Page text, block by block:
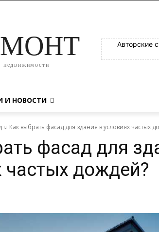
недвижимости
Авторские
И НОВОСТИ
Как выбрать фасад для здания в условиях частых
фасад для
частых дождей?